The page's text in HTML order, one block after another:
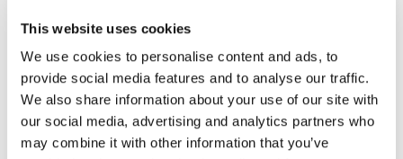
This website uses cookies
We use cookies to personalise content and ads, to
provide social media features and to analyse our traffic.
We also share information about your use of our site with
our social media, advertising and analytics partners who
may combine it with other information that you’ve
Een volledig beeld voor betere resultaten
Meet regelmatig de ROI van je mediacampagne om de
meest effectieve platformen en advertentietypen voor
je merk te kiezen en toekomstige campagnes te
optimaliseren.